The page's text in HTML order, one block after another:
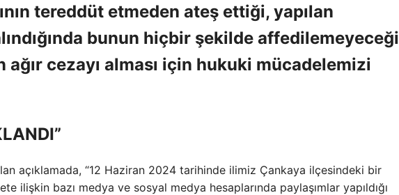
tereddüt etmeden ateş ettiği, yapılan
bunun hiçbir şekilde affedilemeyeceği
ağır cezayı alması için hukuki mücadelemizi
açıklamada, “12 Haziran 2024 tarihinde ilimiz Çankaya ilçesindeki bir
ilişkin bazı medya ve sosyal medya hesaplarında paylaşımlar yapıldığı